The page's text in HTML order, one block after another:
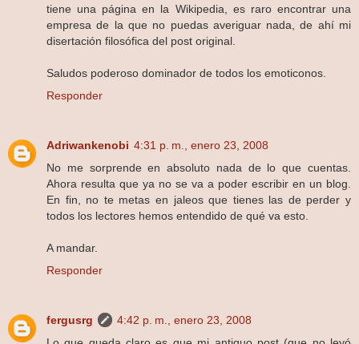
tiene una página en la Wikipedia, es raro encontrar una
empresa de la que no puedas averiguar nada, de ahí mi
disertación filosófica del post original.
Saludos poderoso dominador de todos los emoticonos.
Responder
Adriwankenobi 4:31 p. m., enero 23, 2008
No me sorprende en absoluto nada de lo que cuentas.
Ahora resulta que ya no se va a poder escribir en un blog.
En fin, no te metas en jaleos que tienes las de perder y
todos los lectores hemos entendido de qué va esto.
A mandar.
Responder
fergusrg
4:42 p. m., enero 23, 2008